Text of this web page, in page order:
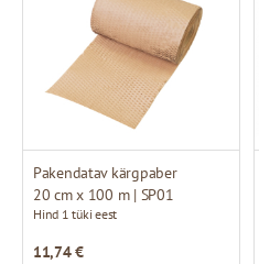
Pakendatav kärgpaber
20 cm x 100 m | SP01
Hind 1 tüki eest
11,74 €